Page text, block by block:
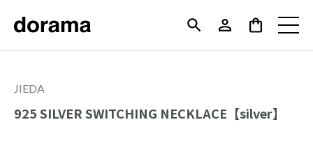
JIEDA
925 SILVER SWITCHING NECKLACE【silver】